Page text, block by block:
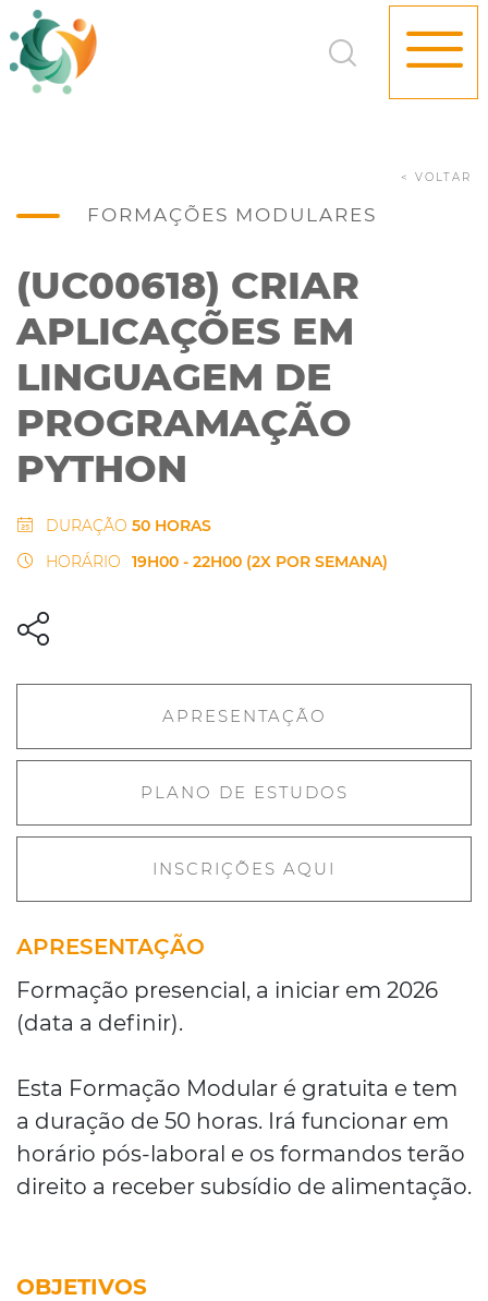
FORMAÇÕES MODULARES
< VOLTAR
(UC00618) CRIAR
APLICAÇÕES EM
LINGUAGEM DE
PROGRAMAÇÃO
PYTHON
DURAÇÃO 50 HORAS
HORÁRIO
19H00 - 22H00 (2X POR SEMANA)
APRESENTAÇÃO
Formação presencial, a iniciar em 2026
(data a definir).
Esta Formação Modular é gratuita e tem
a duração de 50 horas. Irá funcionar em
horário pós-laboral e os formandos terão
direito a receber subsídio de alimentação.
OBJETIVOS
APRESENTAÇÃO
PLANO DE ESTUDOS
INSCRIÇÕES AQUI